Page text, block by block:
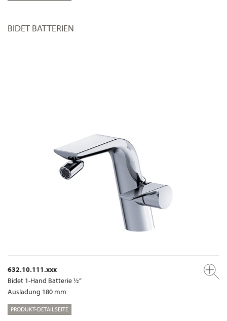
BIDET BATTERIEN
632.10.111.xxx
Bidet 1-Hand Batterie ½“
Ausladung 180 mm
PRODUKT-DETAILSEITE